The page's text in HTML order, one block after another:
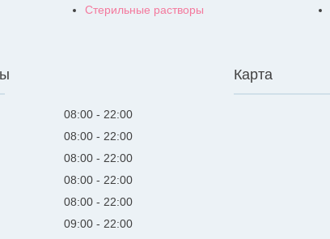
Стерильные растворы
08:00
22:00
08:00
22:00
08:00
22:00
08:00
22:00
08:00
22:00
09:00 22:00
Карта